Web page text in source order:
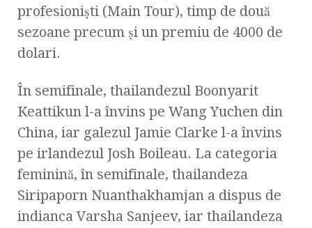
profesionişti (Main Tour), timp de două
sezoane precum şi un premiu de 4000 de
dolari.
În semifinale, thailandezul Boonyarit
Keattikun l-a învins pe Wang Yuchen din
China, iar galezul Jamie Clarke l-a învins
pe irlandezul Josh Boileau. La categoria
feminină, în semifinale, thailandeza
Siripaporn Nuanthakhamjan a dispus de
indianca Varsha Sanjeev, iar thailandeza